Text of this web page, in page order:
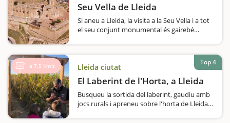
Seu Vella de Lleida
Si aneu a Lleida, la visita a la Seu Vella i a tot
el seu conjunt monumental és gairebé
musulmana, i que a causa dels diferents
conflictes dels que…
a 7,5 Km's Lleida ciutat
El Laberint de l'Horta, a Lleida
Busqueu la sortida del laberint, gaudiu amb
jocs rurals i apreneu sobre l'horta de Lleida
Top 4